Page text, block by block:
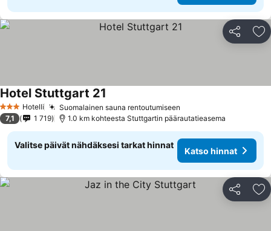
Jaa
3 Tähtiluokitus
Hotelli Suomalainen sauna rentoutumiseen
Hotel Stuttgart 21
7,1 1 719 1.0 km kohteesta Stuttgartin päärautatieasema
Valitse päivät nähdäksesi tarkat hinnat
Katso hinnat
Jaa